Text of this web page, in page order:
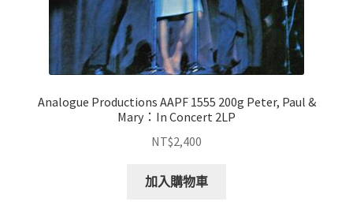
Analogue Productions AAPF 1555 200g Peter, Paul &
Mary：In Concert 2LP
NT$2,400
加入購物車